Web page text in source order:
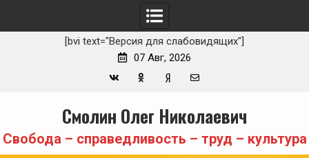
[bvi text="Версия для слабовидящих"]
07 Авг, 2026
Zen
mail
content
Смолин Олег Николаевич
Свобода – справедливость – труд – культура